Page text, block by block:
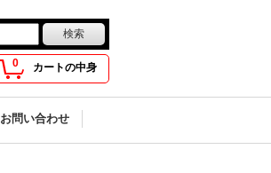
0 カートの中身
お問い合わせ